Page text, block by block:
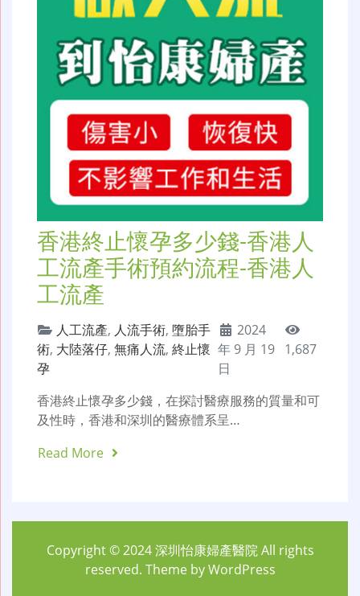
香港終止懷孕多少錢-香港人
工流產手術預約流程-香港人
工流產
人工流產, 人流手術, 墮胎手
術, 大陸落仔, 無痛人流, 終止懷
孕
2024
年 9 月 19
日
1,687
香港終止懷孕多少錢，在探討醫療服務的質量和可
及性時，香港和深圳的醫療體系呈…
Read More
Copyright © 2024深圳怡康婦產醫院All rights
reserved. Theme byWordPress